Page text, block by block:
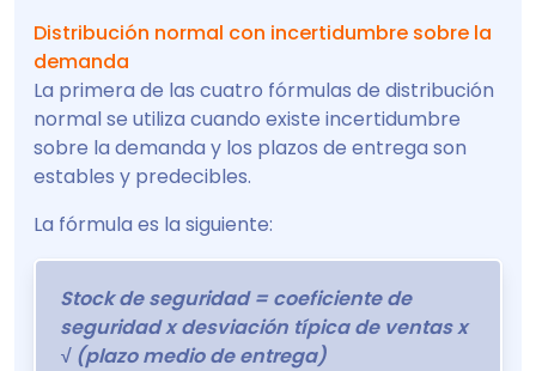
Distribución normal con incertidumbre sobre la
demanda
La primera de las cuatro fórmulas de distribución
normal se utiliza cuando existe incertidumbre
sobre la demanda y los plazos de entrega son
estables y predecibles.
La fórmula es la siguiente:
Stock de seguridad = coeficiente de
seguridad x desviación típica de ventas x
√ (plazo medio de entrega)